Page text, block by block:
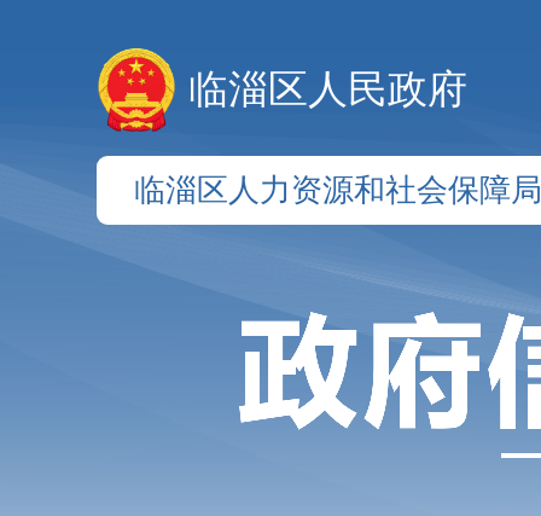
临淄区人民政府
临淄区人力资源和社会保障局